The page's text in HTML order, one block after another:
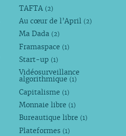
TAFTA (2)
Au cœur de l’April (2)
Ma Dada (2)
Framaspace (1)
Start-up (1)
Vidéosurveillance
algorithmique (1)
Capitalisme (1)
Monnaie libre (1)
Bureautique libre (1)
Plateformes (1)